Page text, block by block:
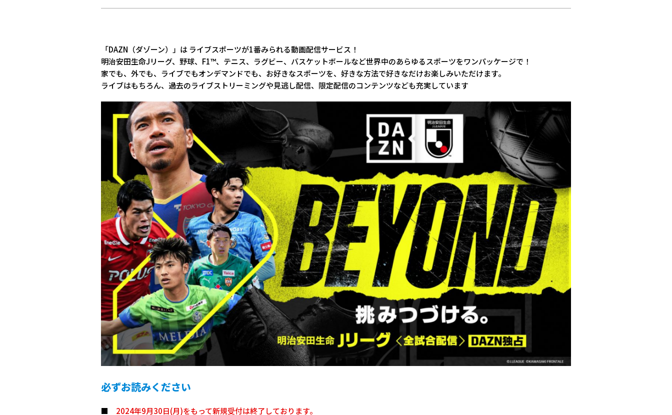
「DAZN（ダゾーン）」は ライブスポーツが1番みられる動画配信サービス！
明治安田生命Jリーグ、野球、F1™、テニス、ラグビー、バスケットボールなど世界中のあらゆるスポーツをワンパッケージで！
家でも、外でも、ライブでもオンデマンドでも、お好きなスポーツを、好きな方法で好きなだけお楽しみいただけます。
ライブはもちろん、過去のライブストリーミングや見逃し配信、限定配信のコンテンツなども充実しています
必ずお読みください
2024年9月30日(月)をもって新規受付は終了しております。